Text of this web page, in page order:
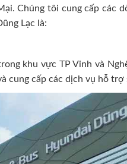
Chúng tôi cung cấp các
Lạc là:
khu vực TP Vinh và
cung cấp các dịch vụ hỗ trợ